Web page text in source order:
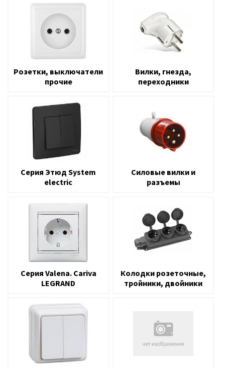
Розетки, выключатели
прочие
Вилки, гнезда,
переходники
Серия Этюд System
electric
Силовые вилки и
разъемы
Серия Valena. Cariva
LEGRAND
Колодки розеточные,
тройники, двойники